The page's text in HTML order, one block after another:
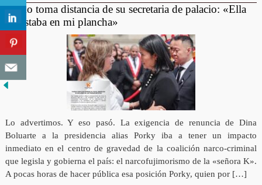
Keiko toma distancia de su secretaria de palacio: «Ella
no estaba en mi plancha»
Lo advertimos. Y eso pasó. La exigencia de renuncia de Dina
Boluarte a la presidencia alias Porky iba a tener un impacto
inmediato en el centro de gravedad de la coalición narco-criminal
que legisla y gobierna el país: el narcofujimorismo de la «señora K».
A pocas horas de hacer pública esa posición Porky, quien por […]